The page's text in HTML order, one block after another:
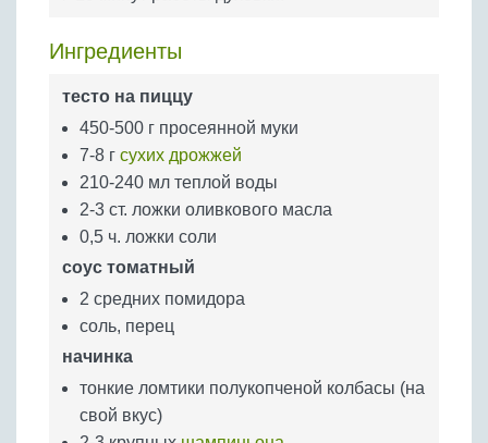
Яйца
Ингредиенты
тесто на пиццу
450-500 г просеянной муки
7-8 г сухих дрожжей
210-240 мл теплой воды
2-3 ст. ложки оливкового масла
0,5 ч. ложки соли
соус томатный
2 средних помидора
соль, перец
начинка
тонкие ломтики полукопченой колбасы (на
свой вкус)